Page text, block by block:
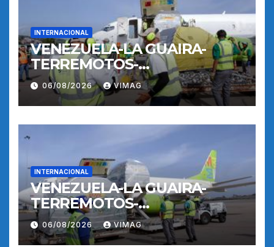
INTERNACIONAL
VENEZUELA-LA GUAIRA-
TERREMOTOS-
OPERACIONES AEREAS
06/08/2026 VIMAG
INTERNACIONAL
VENEZUELA-LA GUAIRA-
TERREMOTOS-
OPERACIONES AEREAS
06/08/2026 VIMAG